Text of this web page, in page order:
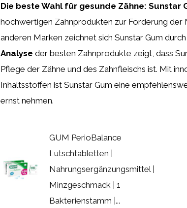
Die beste Wahl für gesunde Zähne: Sunstar
hochwertigen Zahnprodukten zur Förderung der
anderen Marken zeichnet sich Sunstar Gum
Analyse der besten Zahnprodukte zeigt, dass
Pflege der Zähne und des Zahnfleischs ist. Mit
Inhaltsstoffen ist Sunstar Gum eine
ernst nehmen.
GUM PerioBalance
Lutschtabletten |
Nahrungsergänzungsmittel |
Minzgeschmack | 1
Bakterienstamm |...